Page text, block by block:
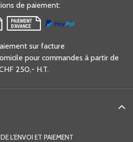
de paiement:
sur facture
pour commandes à partir de
250,- H.T.
L'ENVOI ET PAIEMENT